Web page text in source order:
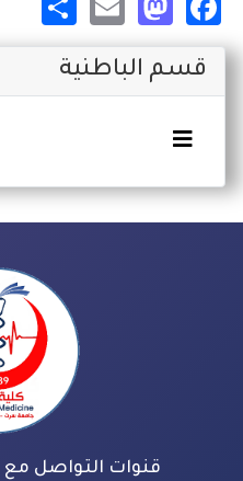
قسم الباطنية
Facebook
Mastodon
Email
قنوات التواصل